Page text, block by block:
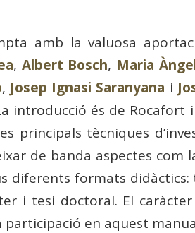
amb la valuosa
, Albert Bosch, Maria
, Josep Ignasi Saranyana i
introducció és de
principals tècniques
de banda aspectes
diferents formats
i tesi doctoral. El
participació en aquest